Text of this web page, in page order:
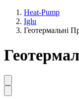
Heat-Pump
Iglu
Геотермальні